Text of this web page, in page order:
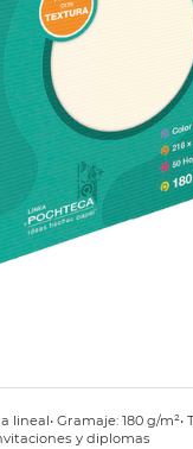
Ver más
Refuerzos para carpeta
Ver más
lineal• Gramaje: 180 g/m²•
y diplomas